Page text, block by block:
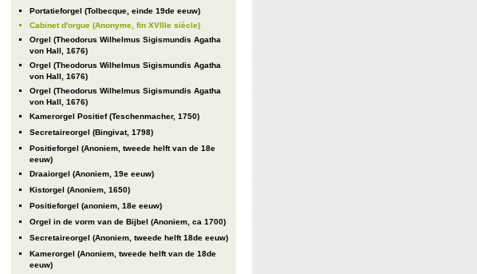
Portatieforgel (Tolbecque, einde 19de eeuw)
Cabinet d'orgue (Anonyme, fin XVIIIe siècle)
Orgel (Theodorus Wilhelmus Sigismundis Agatha
von Hall, 1676)
Orgel (Theodorus Wilhelmus Sigismundis Agatha
von Hall, 1676)
Orgel (Theodorus Wilhelmus Sigismundis Agatha
von Hall, 1676)
Kamerorgel Positief (Teschenmacher, 1750)
Secretaireorgel (Bingivat, 1798)
Positieforgel (Anoniem, tweede helft van de 18e
eeuw)
Draaiorgel (Anoniem, 19e eeuw)
Kistorgel (Anoniem, 1650)
Positieforgel (anoniem, 18e eeuw)
Orgel in de vorm van de Bijbel (Anoniem, ca 1700)
Secretaireorgel (Anoniem, tweede helft 18de eeuw)
Kamerorgel (Anoniem, tweede helft van de 18de
eeuw)